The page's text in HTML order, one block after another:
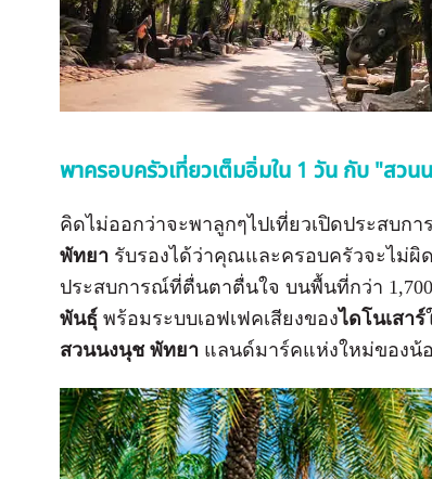
พาครอบครัวเที่ยวเต็มอิ่มใน 1 วัน กับ "สว
คิดไม่ออกว่าจะพาลูกๆไปเที่ยวเปิดประสบก
พัทยา รับรองได้ว่าคุณและครอบครัวจะไม่
ประสบการณ์ที่ตื่นตาตื่นใจ บนพื้นที่กว่า
พันธุ์ พร้อมระบบเอฟเฟคเสียงของไดโนเสาร์
สวนนงนุช พัทยา แลนด์มาร์คแห่งใหม่ของน้